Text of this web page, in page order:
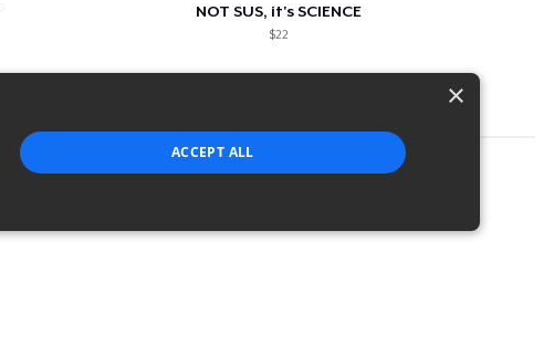
NOT SUS, it's SCIENCE
$22
×
ACCEPT ALL